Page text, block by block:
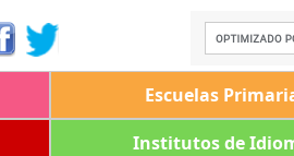
Escuelas
Institutos de